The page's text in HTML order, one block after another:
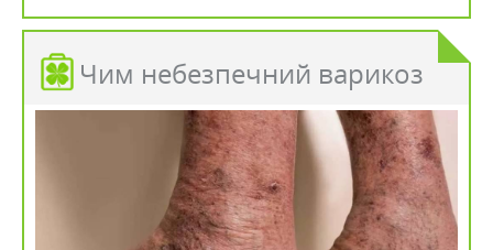
Чим небезпечний варикоз